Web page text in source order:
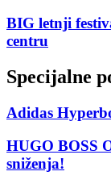
BIG letnji
centru
Specijalne
Adidas
HUGO BOSS
sniženja!